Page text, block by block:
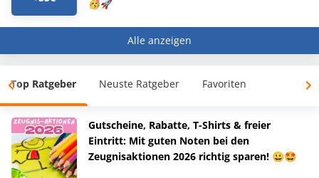
🥳🚀
Alle anzeigen
Top Ratgeber Neuste Ratgeber Favoriten
Gutscheine, Rabatte, T-Shirts & freier
Eintritt: Mit guten Noten bei den
Zeugnisaktionen 2026 richtig sparen! 😀🤩